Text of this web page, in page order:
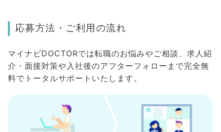
応募方法・ご利用の流れ
マイナビDOCTORでは転職のお悩みやご相談、求人紹
介・面接対策や入社後のアフターフォローまで完全無
料でトータルサポートいたします。